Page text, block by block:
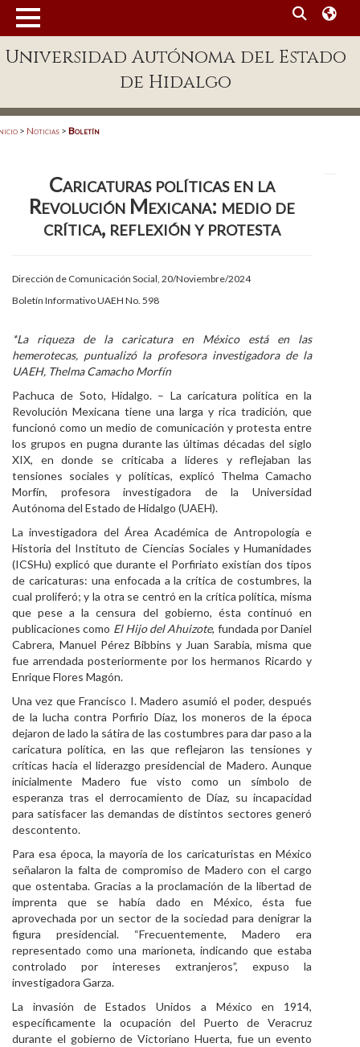
Enlaces
Patronato
Plataforma Garza
Acreditación Internacional
Aspirantes
Personal
Alumni
Visitantes
Universidad Autónoma del Estado
de Hidalgo
> Noticias > Boletín
Caricaturas políticas en la
Revolución Mexicana: medio de
crítica, reflexión y protesta
Dirección de Comunicación Social, 20/Noviembre/2024
Boletín Informativo UAEH No. 598
*La riqueza de la caricatura en México está en las
hemerotecas, puntualizó la profesora investigadora de la
UAEH, Thelma Camacho Morfín
Pachuca de Soto, Hidalgo. – La caricatura política en la
Revolución Mexicana tiene una larga y rica tradición, que
funcionó como un medio de comunicación y protesta entre
los grupos en pugna durante las últimas décadas del siglo
XIX, en donde se criticaba a líderes y reflejaban las
tensiones sociales y políticas, explicó Thelma Camacho
Morfín, profesora investigadora de la Universidad
Autónoma del Estado de Hidalgo (UAEH).
La investigadora del Área Académica de Antropología e
Historia del Instituto de Ciencias Sociales y Humanidades
(ICSHu) explicó que durante el Porfiriato existían dos tipos
de caricaturas: una enfocada a la crítica de costumbres, la
cual proliferó; y la otra se centró en la crítica política, misma
que pese a la censura del gobierno, ésta continuó en
publicaciones como El Hijo del Ahuizote, fundada por Daniel
Cabrera, Manuel Pérez Bibbins y Juan Sarabia, misma que
fue arrendada posteriormente por los hermanos Ricardo y
Enrique Flores Magón.
Una vez que Francisco I. Madero asumió el poder, después
de la lucha contra Porfirio Díaz, los moneros de la época
dejaron de lado la sátira de las costumbres para dar paso a la
caricatura política, en las que reflejaron las tensiones y
críticas hacia el liderazgo presidencial de Madero. Aunque
inicialmente Madero fue visto como un símbolo de
esperanza tras el derrocamiento de Díaz, su incapacidad
para satisfacer las demandas de distintos sectores generó
descontento.
Para esa época, la mayoría de los caricaturistas en México
señalaron la falta de compromiso de Madero con el cargo
que ostentaba. Gracias a la proclamación de la libertad de
imprenta que se había dado en México, ésta fue
aprovechada por un sector de la sociedad para denigrar la
figura presidencial. “Frecuentemente, Madero era
representado como una marioneta, indicando que estaba
controlado por intereses extranjeros”, expuso la
investigadora Garza.
La invasión de Estados Unidos a México en 1914,
específicamente la ocupación del Puerto de Veracruz
durante el gobierno de Victoriano Huerta, fue un evento